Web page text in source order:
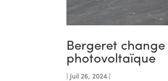
Bergeret
photovoltaïque
Juil 26, 2024